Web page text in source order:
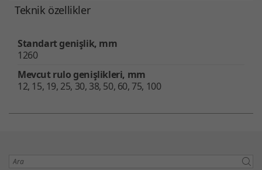
Teknik özellikler
Standart genişlik, mm
1260
Mevcut rulo genişlikleri, mm
12, 15, 19, 25, 30, 38, 50, 60, 75, 100
Ara